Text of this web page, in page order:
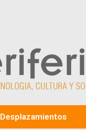
Desplazamientos